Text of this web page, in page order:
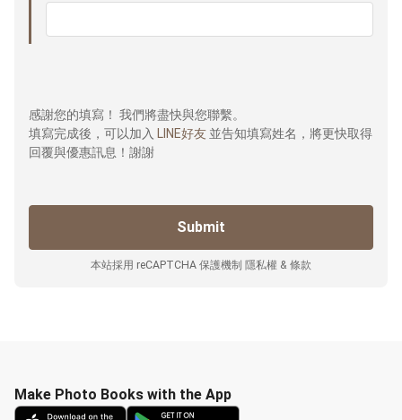
感謝您的填寫！ 我們將盡快與您聯繫。
填寫完成後，可以加入 LINE好友 並告知填寫姓名，將更快取得
回覆與優惠訊息！謝謝
本站採用 reCAPTCHA 保護機制 隱私權 & 條款
Make Photo Books with the App